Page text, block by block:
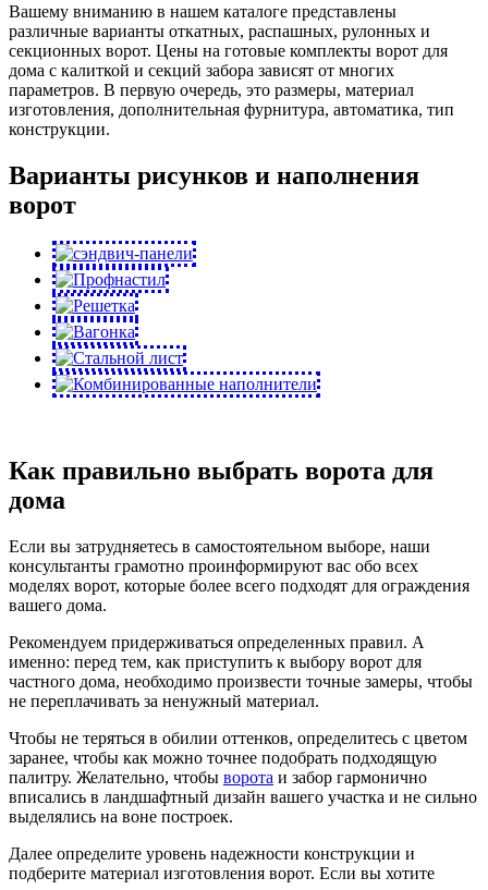
Вашему вниманию в нашем каталоге представлены
различные варианты откатных, распашных, рулонных и
секционных ворот. Цены на готовые комплекты ворот для
дома с калиткой и секций забора зависят от многих
параметров. В первую очередь, это размеры, материал
изготовления, дополнительная фурнитура, автоматика, тип
конструкции.
Варианты рисунков и наполнения
ворот
Как правильно выбрать ворота для
дома
Если вы затрудняетесь в самостоятельном выборе, наши
консультанты грамотно проинформируют вас обо всех
моделях ворот, которые более всего подходят для ограждения
вашего дома.
Рекомендуем придерживаться определенных правил. А
именно: перед тем, как приступить к выбору ворот для
частного дома, необходимо произвести точные замеры, чтобы
не переплачивать за ненужный материал.
Чтобы не теряться в обилии оттенков, определитесь с цветом
заранее, чтобы как можно точнее подобрать подходящую
палитру. Желательно, чтобы ворота и забор гармонично
вписались в ландшафтный дизайн вашего участка и не сильно
выделялись на воне построек.
Далее определите уровень надежности конструкции и
подберите материал изготовления ворот. Если вы хотите